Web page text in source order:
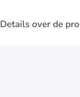
Details over de